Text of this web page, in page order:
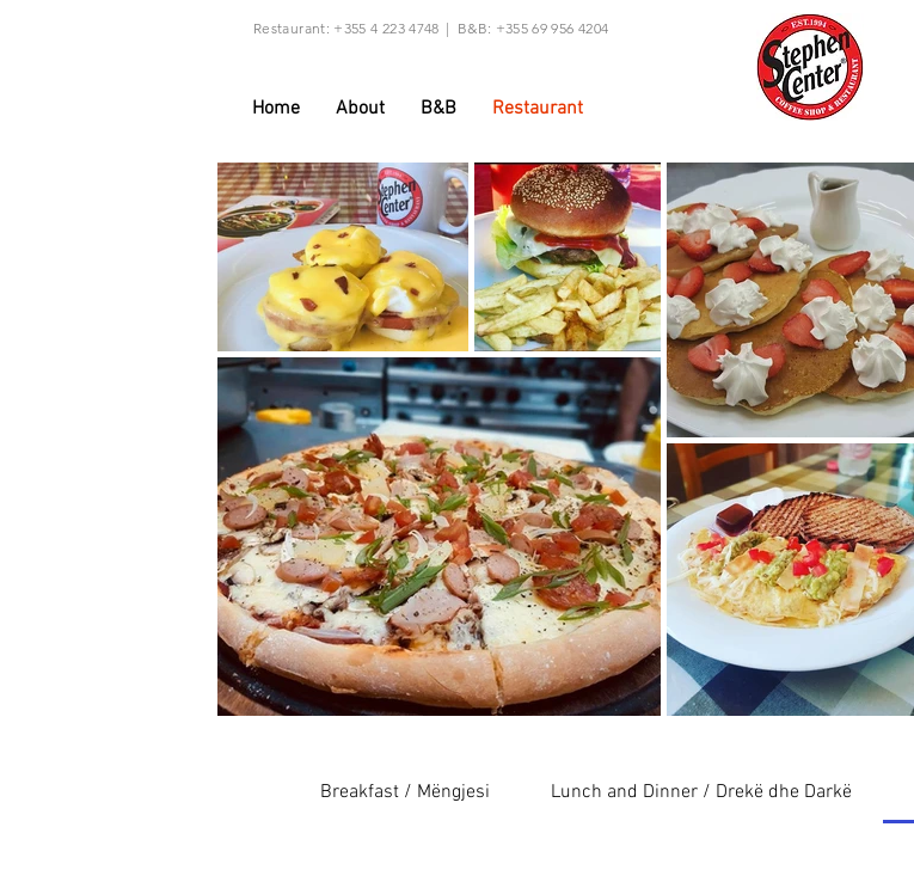
Restaurant: +355 4 223 4748| B&B: +355 69 956 4204
Home About B&B Restaurant
Breakfast / Mëngjesi Lunch and Dinner / Drekë dhe Darkë